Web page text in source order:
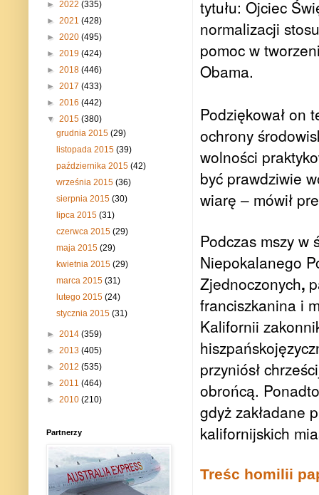
tytułu: Ojciec
normalizacji
pomoc w
Obama.
Podziękował on
ochrony
wolności
być prawdziwie
wiarę – mówił
Podczas mszy w
Niepokalanego
Zjednoczonych,
franciszkanina i
Kalifornii
przyniósł
obrońcą.
gdyż zakładane
kalifornijskich
Treśc homilii
► 2022 (335)
► 2021 (428)
► 2020 (495)
► 2019 (424)
► 2018 (446)
► 2017 (433)
► 2016 (442)
▼ 2015 (380)
grudnia 2015(29)
listopada 2015(39)
października 2015(42)
września 2015(36)
sierpnia 2015(30)
lipca 2015(31)
czerwca 2015(29)
maja 2015(29)
kwietnia 2015(29)
marca 2015(31)
lutego 2015(24)
stycznia 2015(31)
► 2014 (359)
► 2013 (405)
► 2012 (535)
► 2011 (464)
► 2010 (210)
Partnerzy